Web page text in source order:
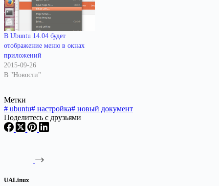
В Ubuntu 14.04 будет
отображение меню в окнах
приложений
2015-09-26
В "Новости"
Метки
# ubuntu# настройка# новый документ
Поделитесь с друзьями
UALinux